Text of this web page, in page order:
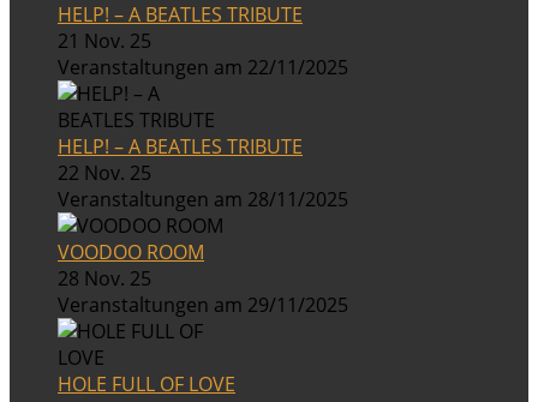
HELP! – A BEATLES TRIBUTE
21 Nov. 25
Veranstaltungen am 22/11/2025
HELP! – A BEATLES TRIBUTE
22 Nov. 25
Veranstaltungen am 28/11/2025
VOODOO ROOM
28 Nov. 25
Veranstaltungen am 29/11/2025
HOLE FULL OF LOVE